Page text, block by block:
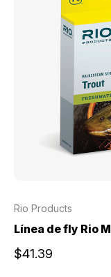
Rio Products
Línea de fly Rio
$41.39